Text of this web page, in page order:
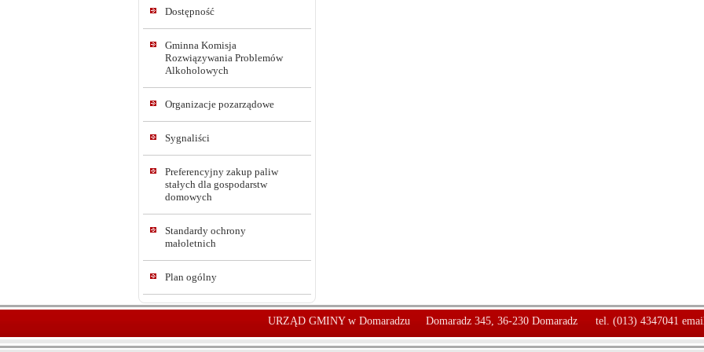
Dostępność
Gminna Komisja
Rozwiązywania Problemów
Alkoholowych
Organizacje pozarządowe
Sygnaliści
Preferencyjny zakup paliw
stałych dla gospodarstw
domowych
Standardy ochrony
małoletnich
Plan ogólny
URZĄD GMINY w Domaradzu Domaradz 345, 36-230 Domaradz tel. (013) 4347041